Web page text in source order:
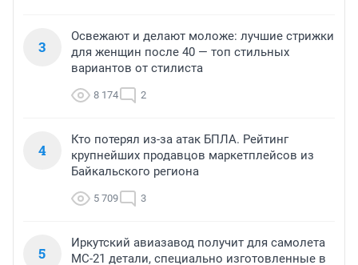
3
Освежают и делают моложе: лучшие стрижки
для женщин после 40 — топ стильных
вариантов от стилиста
8 174 2
4
Кто потерял из-за атак БПЛА. Рейтинг
крупнейших продавцов маркетплейсов из
Байкальского региона
5 709 3
5
Иркутский авиазавод получит для самолета
МС-21 детали, специально изготовленные в